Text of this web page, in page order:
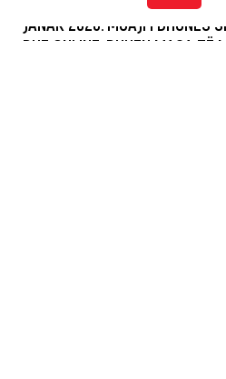
JANAR 2026: MUAJI I DHUNËS
DHE ONLINE, DUHEN MASA TË